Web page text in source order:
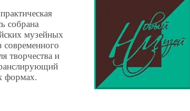
собрана
музейных
творчества и
формах.